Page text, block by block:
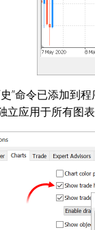
”命令已添加到
立应用于所有图表